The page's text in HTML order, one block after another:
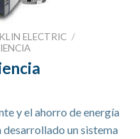
ELECTRIC /
y el ahorro de energía
un sistema